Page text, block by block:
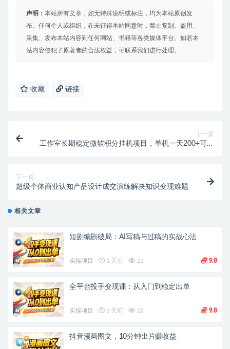
声明： 本站所有文章，如无特殊说明或标注，均为本站原创发
布。任何个人或组织，在未征得本站同意时，禁止复制、盗用、
采集、发布本站内容到任何网站、书籍等各类媒体平台。如若本
站内容侵犯了原著者的合法权益，可联系我们进行处理。
收藏 链接
上一篇
工作室长期稳定微软积分挂机项目，单机一天200+可无
下一篇
超级个体商业认知产品设计成交演练解决知识变现难题
相关文章
短剧编剧破局：AI写稿与过稿的实战心法
实操项目 1 天前 23 9.8
全平台投手变现课：从入门到稳定出单
实操项目 1 天前 22 9.8
抖音漫画图文，10分钟出片赚收益